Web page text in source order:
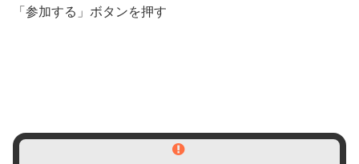
「参加する」ボタンを押す